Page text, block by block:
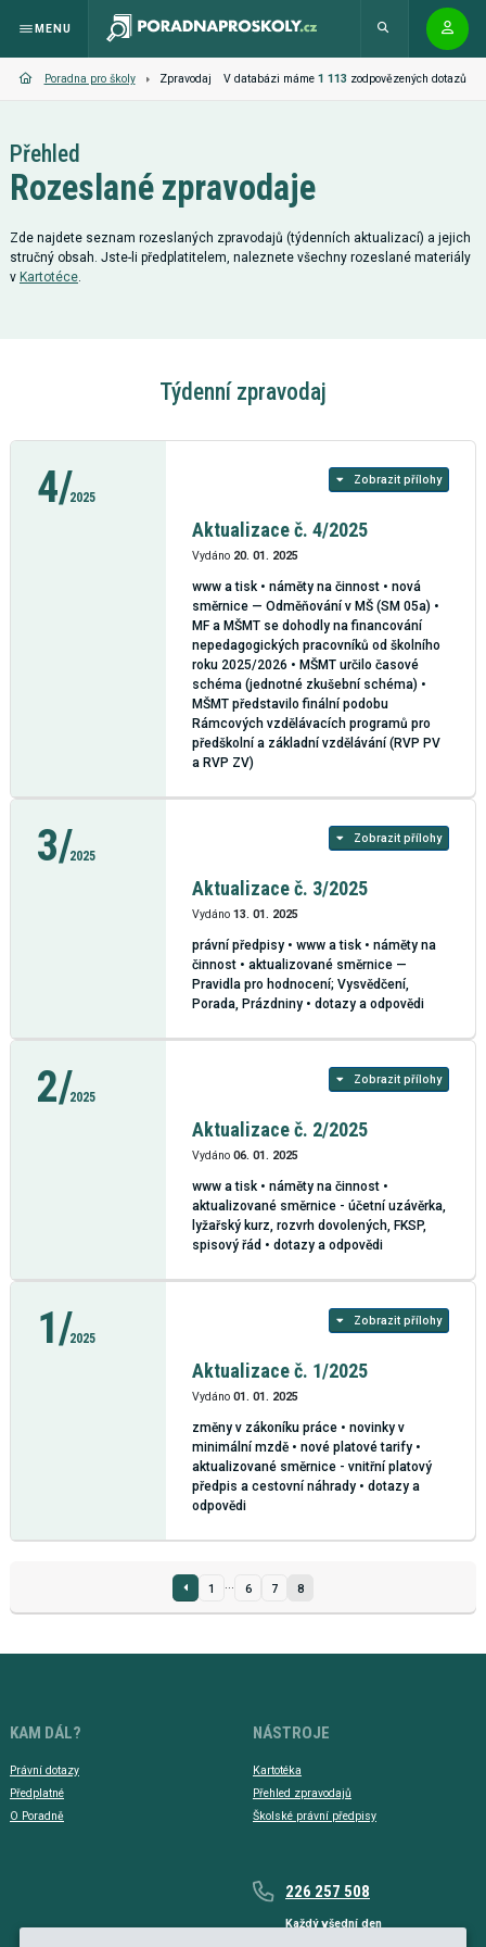
MENU
Poradna pro školy Zpravodaj V databázi máme 1 113 zodpovězených dotazů
Přehled
Rozeslané zpravodaje
Zde najdete seznam rozeslaných zpravodajů (týdenních aktualizací) a jejich
stručný obsah. Jste-li předplatitelem, naleznete všechny rozeslané materiály
v Kartotéce.
Týdenní zpravodaj
4/2025
Aktualizace č. 4/2025
Vydáno 20. 01. 2025
Zobrazit přílohy
www a tisk • náměty na činnost • nová
směrnice — Odměňování v MŠ (SM 05a) •
MF a MŠMT se dohodly na financování
nepedagogických pracovníků od školního
roku 2025/2026 • MŠMT určilo časové
schéma (jednotné zkušební schéma) •
MŠMT představilo finální podobu
Rámcových vzdělávacích programů pro
předškolní a základní vzdělávání (RVP PV
a RVP ZV)
3/2025
Aktualizace č. 3/2025
Vydáno 13. 01. 2025
Zobrazit přílohy
právní předpisy • www a tisk • náměty na
činnost • aktualizované směrnice —
Pravidla pro hodnocení; Vysvědčení,
Porada, Prázdniny • dotazy a odpovědi
2/2025
Aktualizace č. 2/2025
Vydáno 06. 01. 2025
Zobrazit přílohy
www a tisk • náměty na činnost •
aktualizované směrnice - účetní uzávěrka,
lyžařský kurz, rozvrh dovolených, FKSP,
spisový řád • dotazy a odpovědi
1/2025
Aktualizace č. 1/2025
Vydáno 01. 01. 2025
Zobrazit přílohy
změny v zákoníku práce • novinky v
minimální mzdě • nové platové tarify •
aktualizované směrnice - vnitřní platový
předpis a cestovní náhrady • dotazy a
odpovědi
1 ... 6 7 8
KAM DÁL?
Právní dotazy
Předplatné
O Poradně
NÁSTROJE
Kartotéka
Přehled zpravodajů
Školské právní předpisy
226 257 508
Každý všední den